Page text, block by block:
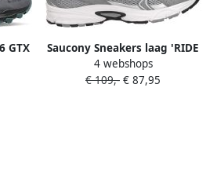
GTX
Saucony Sneakers laag 'RIDE
MILLENNIUM' grijs zilver
4 webshops
€ 109,- € 87,95